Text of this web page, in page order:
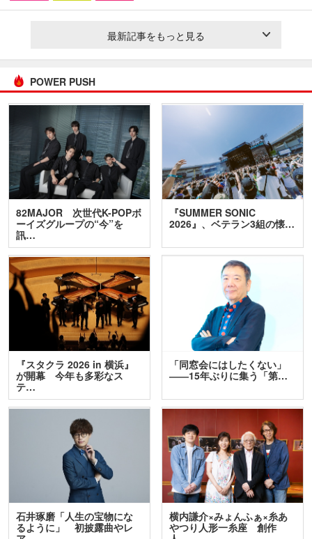
最新記事をもっと見る
POWER PUSH
82MAJOR 次世代K-POPボ
ーイズグループの“今”を
訊…
『SUMMER SONIC
2026』、ベテラン3組の懐…
『スタクラ 2026 in 横浜』
が開幕 今年も多彩なス
テ…
「同窓会にはしたくない」
――15年ぶりに集う「第…
石井琢磨「人生の宝物にな
るように」 初披露曲やレ
横内謙介×みょんふぁ×糸あ
やつり人形一糸座 創作